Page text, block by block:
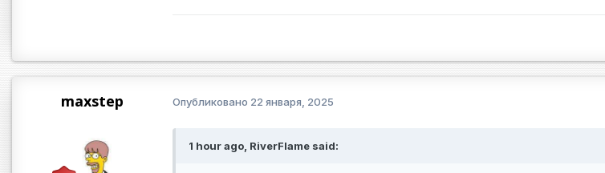
maxstep Опубликовано 22 января, 2025
1 hour ago, RiverFlame said: